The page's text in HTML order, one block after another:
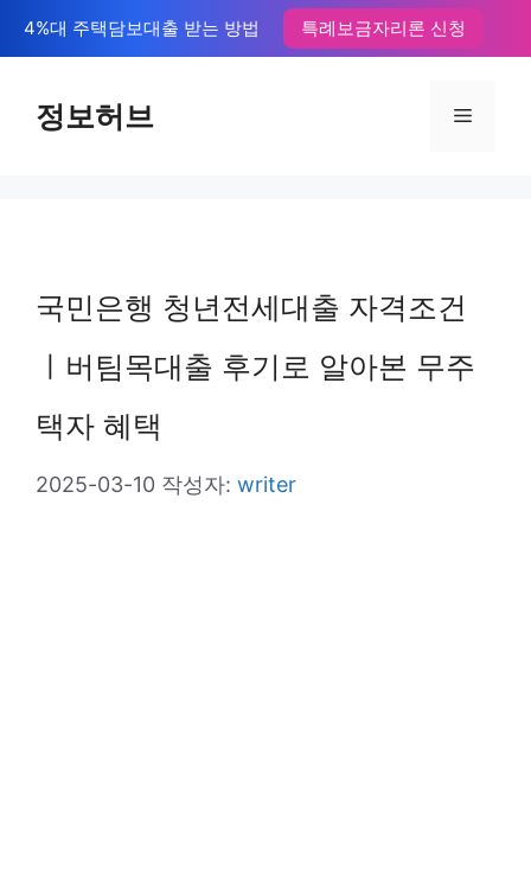
텐
4%대 주택담보대출 받는 방법 특례보금자리론 신청
정보허브 메
국민은행 청년전세대출 자격조건
ㅣ버팀목대출 후기로 알아본 무주
택자 혜택
2025-03-10 작성자: writer